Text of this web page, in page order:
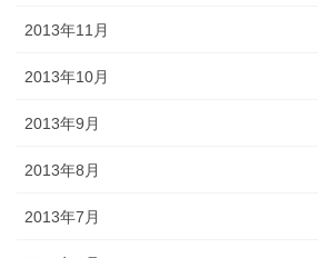
2013年11月
2013年10月
2013年9月
2013年8月
2013年7月